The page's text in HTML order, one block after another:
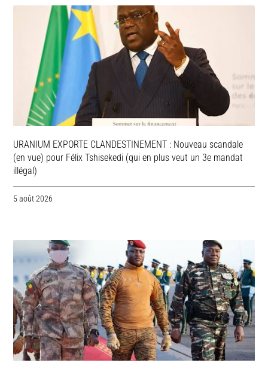
URANIUM EXPORTE CLANDESTINEMENT : Nouveau scandale
(en vue) pour Félix Tshisekedi (qui en plus veut un 3e mandat
illégal)
5 août 2026